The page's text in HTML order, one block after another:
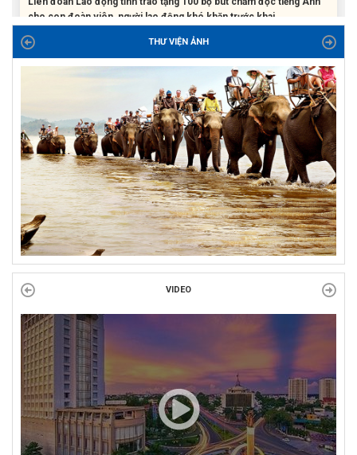
ĐỜI ĐỜI GHI NHỚ CÔNG ƠN CÁC ANH HÙNG LIỆT SĨ, THƯƠNG
BINH VÀ NGƯỜI CÓ CÔNG VỚI CÁCH MẠNG!
Công đoàn phường Tuy Hòa tổ chức chuỗi hoạt động chào mừng
97 năm ngày thành lập Công đoàn Việt Nam (28/7/1929 –...
THƯ VIỆN ẢNH
VIDEO